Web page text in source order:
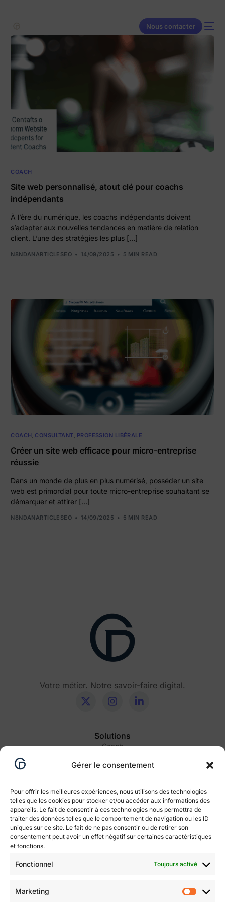
Gérer le consentement
Pour offrir les meilleures expériences, nous utilisons des technologies
telles que les cookies pour stocker et/ou accéder aux informations des
appareils. Le fait de consentir à ces technologies nous permettra de
traiter des données telles que le comportement de navigation ou les ID
uniques sur ce site. Le fait de ne pas consentir ou de retirer son
consentement peut avoir un effet négatif sur certaines caractéristiques
et fonctions.
Fonctionnel Toujours activé
Marketing
Nous contacter
COACH
Site web personnalisé, atout clé pour coachs
indépendants
À l’ère du numérique, les coachs indépendants doivent
s’adapter aux nouvelles tendances en matière de relation
client. L’une des stratégies les plus […]
N8NDANARTICLESEO 14/09/2025 5 MIN READ
COACH, CONSULTANT, PROFESSION LIBÉRALE
Créer un site web efficace pour micro-entreprise
réussie
Dans un monde de plus en plus numérisé, posséder un site
web est primordial pour toute micro-entreprise souhaitant se
démarquer et attirer […]
N8NDANARTICLESEO 14/09/2025 5 MIN READ
Votre métier. Notre savoir-faire digital.
Solutions
Coach
Consultants — Indépendants
Ressources
Articles
Informations utiles
Conditions Générales de Vente